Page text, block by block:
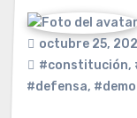
octubre 25,
#constitución,
#defensa,